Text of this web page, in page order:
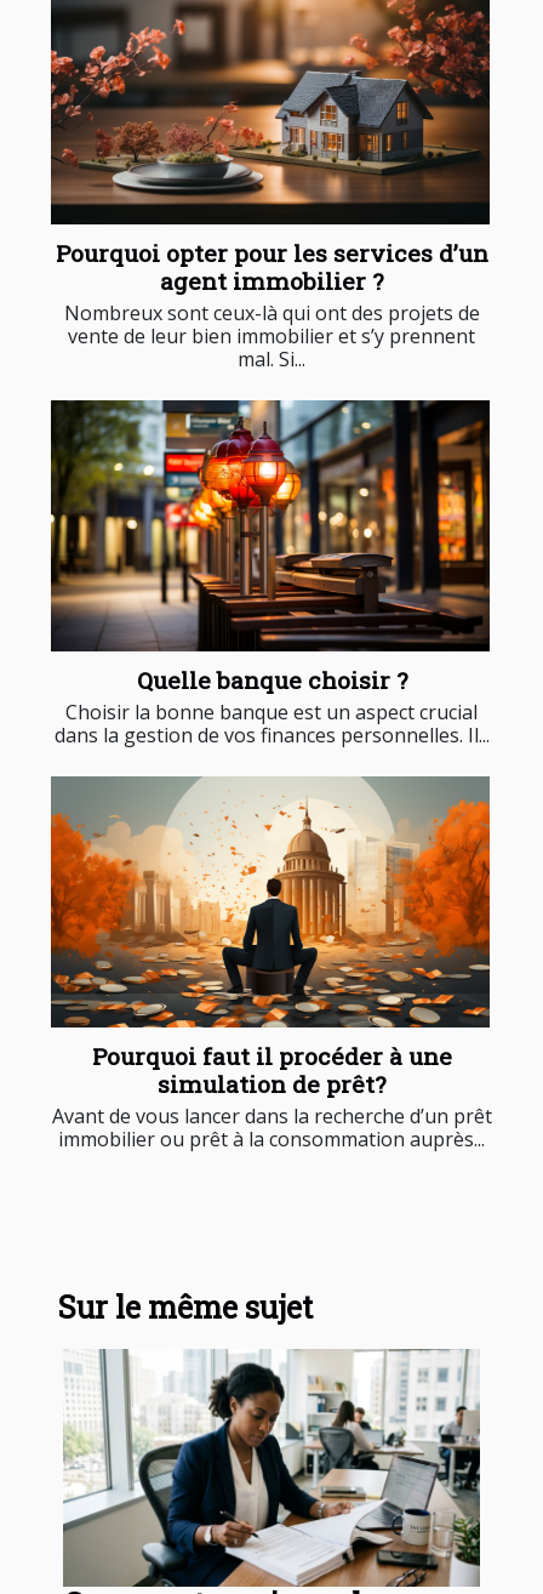
Pourquoi opter pour les services d’un
agent immobilier ?
Nombreux sont ceux-là qui ont des projets de
vente de leur bien immobilier et s’y prennent
mal. Si...
Quelle banque choisir ?
Choisir la bonne banque est un aspect crucial
dans la gestion de vos finances personnelles. Il...
Pourquoi faut il procéder à une
simulation de prêt?
Avant de vous lancer dans la recherche d’un prêt
immobilier ou prêt à la consommation auprès...
Sur le même sujet